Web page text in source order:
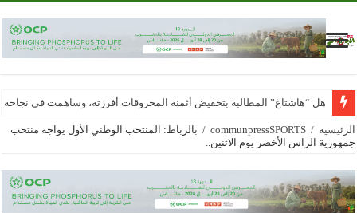
هل “هاشتاغ” المطالبة بتخفيض أثمنة المحروقات أفرزته، وساهمت في
الرئيسية /
communpressSPORTS
/ بالرباط: المنتخب الوطني الأول يواجه منتخب
جمهورية الراس الأخضر يوم الاثنين..